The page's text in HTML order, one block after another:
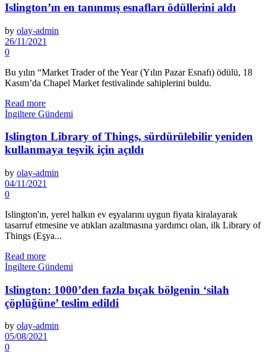
Islington’ın en tanınmış esnafları ödüllerini aldı
by olay-admin
26/11/2021
0
Bu yılın “Market Trader of the Year (Yılın Pazar Esnafı) ödülü, 18
Kasım’da Chapel Market festivalinde sahiplerini buldu.
Read more
İngiltere Gündemi
Islington Library of Things, sürdürülebilir yeniden
kullanmaya teşvik için açıldı
by olay-admin
04/11/2021
0
Islington'ın, yerel halkın ev eşyalarını uygun fiyata kiralayarak
tasarruf etmesine ve atıkları azaltmasına yardımcı olan, ilk Library of
Things (Eşya...
Read more
İngiltere Gündemi
Islington: 1000’den fazla bıçak bölgenin ‘silah
çöplüğüne’ teslim edildi
by olay-admin
05/08/2021
0